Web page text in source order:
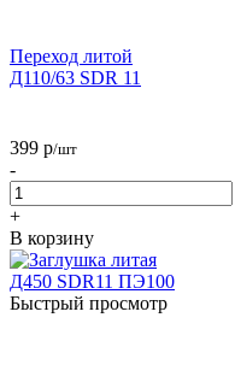
Переход литой
Д110/63 SDR 11
399 р/шт
-
+
В корзину
Быстрый просмотр